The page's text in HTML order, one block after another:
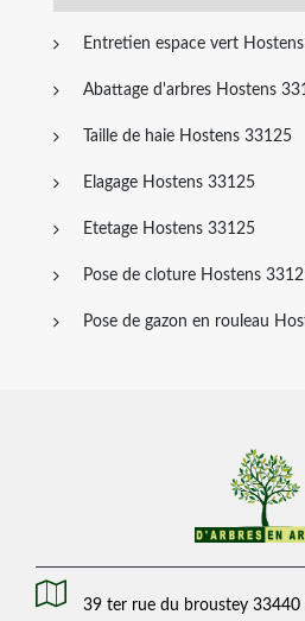
Entretien espace vert
Abattage d'arbres Hostens
Taille de haie Hostens 33125
Elagage Hostens 33125
Etetage Hostens 33125
Pose de cloture Hostens
Pose de gazon en rouleau
39 ter rue du broustey 33440